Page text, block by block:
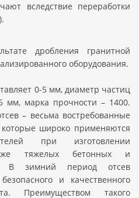
вследствие переработки
дробления гранитной
оборудования.
0-5 мм, диаметр частиц
мм, марка прочности – 1400.
– весьма востребованные
широко применяются
при изготовлении
тяжелых бетонных и
В зимний период отсев
и качественного
Преимуществом такого